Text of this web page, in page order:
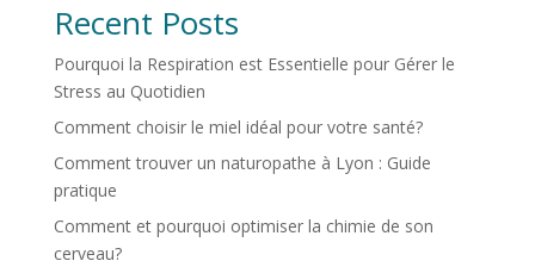
Recent Posts
Pourquoi la Respiration est Essentielle pour Gérer le
Stress au Quotidien
Comment choisir le miel idéal pour votre santé?
Comment trouver un naturopathe à Lyon : Guide
pratique
Comment et pourquoi optimiser la chimie de son
cerveau?